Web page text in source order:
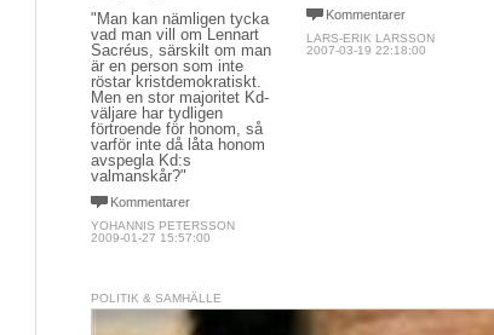
"Man kan nämligen tycka
vad man vill om Lennart
Sacréus, särskilt om man
är en person som inte
röstar kristdemokratiskt.
Men en stor majoritet Kd-
väljare har tydligen
förtroende för honom, så
varför inte då låta honom
avspegla Kd:s
valmanskår?"
Kommentarer
YOHANNIS PETERSSON
2009-01-27 15:57:00
Kommentarer
LARS-ERIK LARSSON
2007-03-19 22:18:00
POLITIK & SAMHÄLLE